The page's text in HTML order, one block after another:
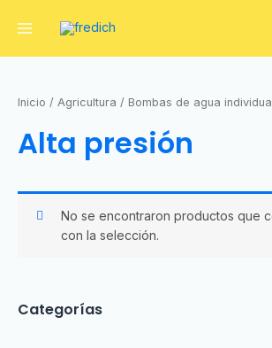
Categorías
Inicio / Agricultura / Bombas de agua
Alta presión
No se encontraron productos que
con la selección.